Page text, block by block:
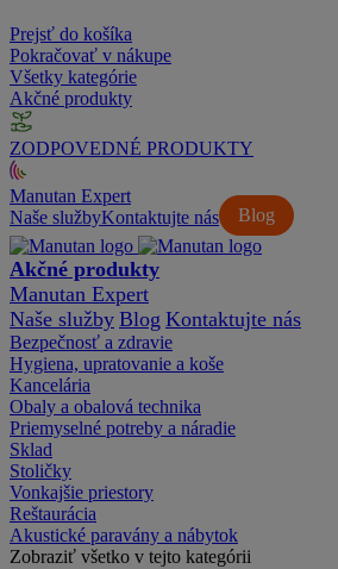
Prejsť do košíka
Pokračovať v nákupe
Všetky kategórie
Akčné produkty
ZODPOVEDNÉ PRODUKTY
Manutan Expert
Naše služby
Blog
Kontaktujte nás
Akčné produkty
Manutan Expert
Naše služby Blog Kontaktujte nás
Bezpečnosť a zdravie
Hygiena, upratovanie a koše
Kancelária
Obaly a obalová technika
Priemyselné potreby a náradie
Sklad
Stoličky
Vonkajšie priestory
Reštaurácia
Akustické paravány a nábytok
Zobraziť všetko v tejto kategórii